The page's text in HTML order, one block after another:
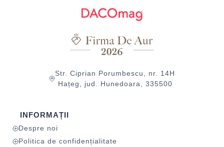
Str. Ciprian Porumbescu, nr. 14H
Hațeg, jud. Hunedoara, 335500
INFORMAȚII
Despre noi
Politica de confidențialitate